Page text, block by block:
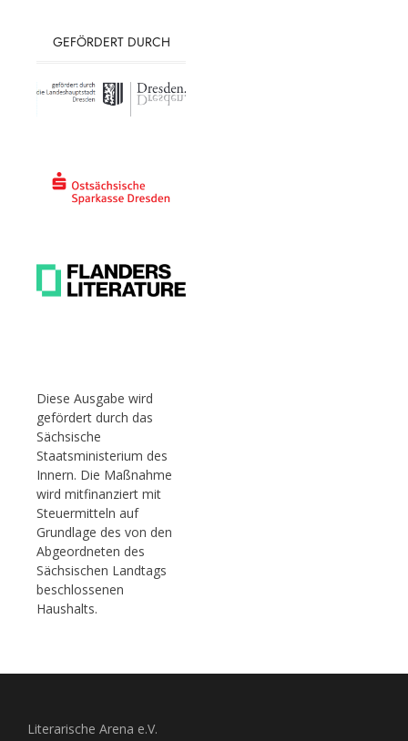
GEFÖRDERT DURCH
Diese Ausgabe wird
gefördert durch das
Sächsische
Staatsministerium des
Innern. Die Maßnahme
wird mitfinanziert mit
Steuermitteln auf
Grundlage des von den
Abgeordneten des
Sächsischen Landtags
beschlossenen
Haushalts.
Literarische Arena e.V.